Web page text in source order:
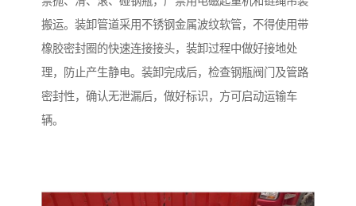
搬运。装卸管道采用不锈钢金属波纹软管，不得使用带
橡胶密封圈的快速连接接头，装卸过程中做好接地处
理，防止产生静电。装卸完成后，检查钢瓶阀门及管路
密封性，确认无泄漏后，做好标识，方可启动运输车
辆。